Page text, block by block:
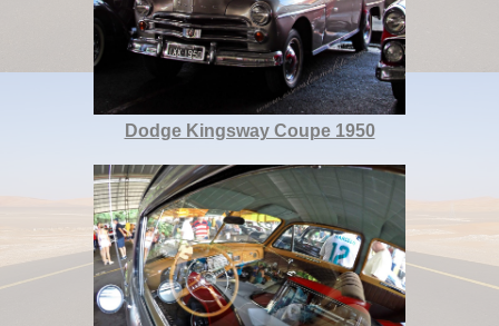
Dodge Kingsway Coupe 1950